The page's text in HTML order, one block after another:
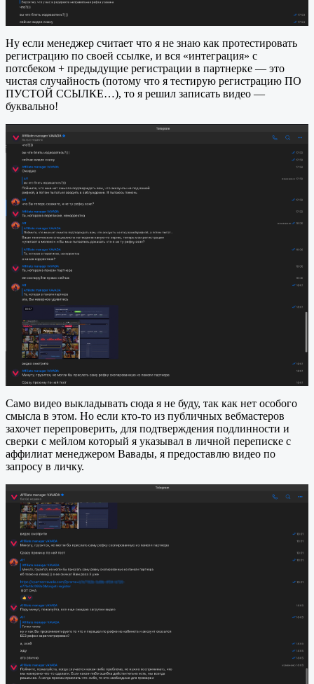
Ну если менеджер считает что я не знаю как протестировать
регистрацию по своей ссылке, и вся «интеграция» с
потсбеком + предыдущие регистрации в партнерке — это
чистая случайность (потому что я тестирую регистрацию ПО
ПУСТОЙ ССЫЛКЕ…), то я решил записать видео —
буквально!
Само видео выкладывать сюда я не буду, так как нет особого
смысла в этом. Но если кто-то из публичных вебмастеров
захочет перепроверить, для подтверждения подлинности и
сверки с мейлом который я указывал в личной переписке с
аффилиат менеджером Вавады, я предоставлю видео по
запросу в личку.